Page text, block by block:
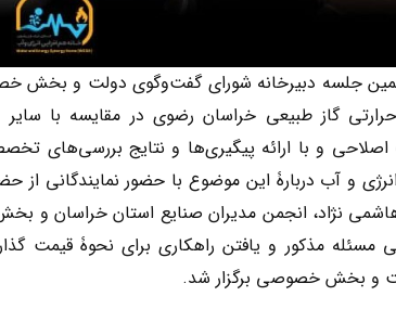
جلسه دبیرخانه شورای گفت‌وگوی دولت و بخش
گاز طبیعی خراسان رضوی در مقایسه با سایر
اصلاحی و با ارائه پیگیری‌ها و نتایج بررسی‌های
و آب دربارۀ این موضوع با حضور نمایندگانی
نژاد، انجمن مدیران صنایع استان
مسئله مذکور و یافتن راهکاری برای نحوۀ قیمت
و بخش خصوصی برگزار شد.